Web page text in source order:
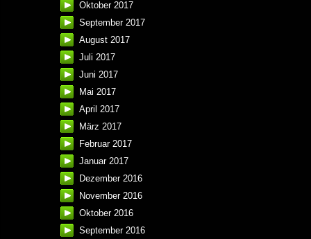
Oktober 2017
September 2017
August 2017
Juli 2017
Juni 2017
Mai 2017
April 2017
März 2017
Februar 2017
Januar 2017
Dezember 2016
November 2016
Oktober 2016
September 2016